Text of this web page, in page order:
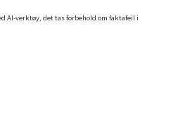
AI-verktøy, det tas forbehold om faktafeil i